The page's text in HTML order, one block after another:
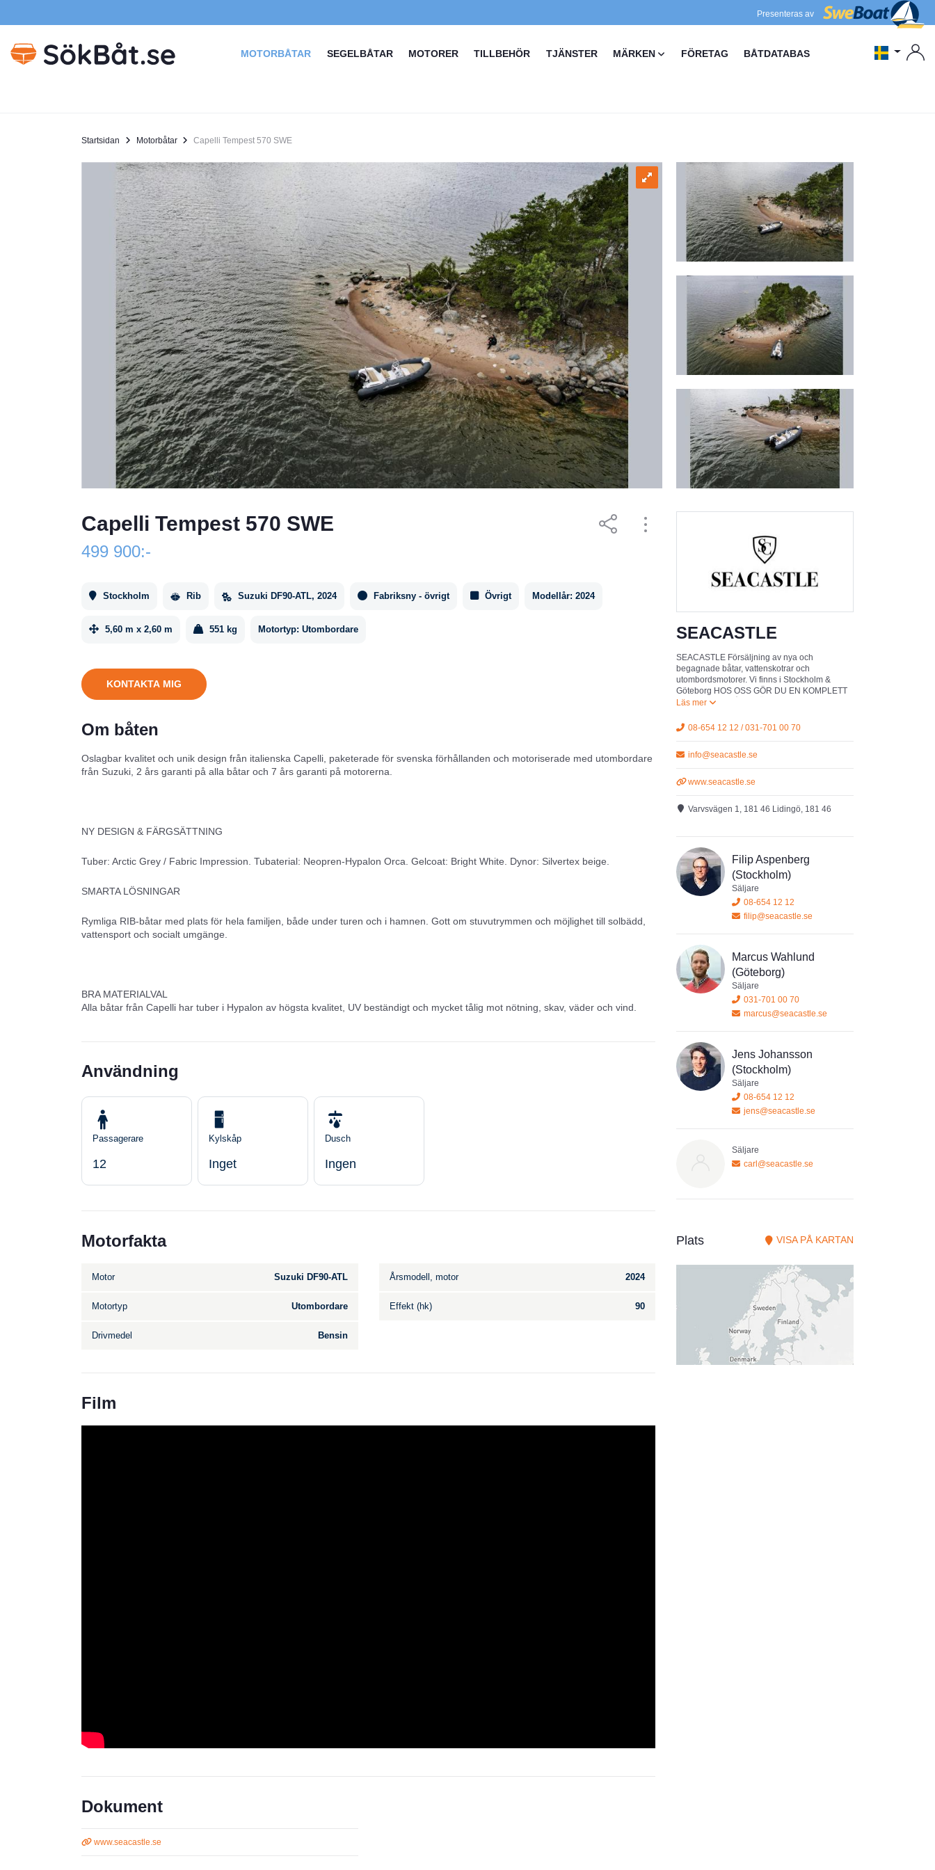
Presenteras av
MOTORBÅTAR SEGELBÅTAR MOTORER TILLBEHÖR TJÄNSTER MÄRKEN FÖRETAG BÅTDATABAS
Startsidan Motorbåtar Capelli Tempest 570 SWE
Capelli Tempest 570 SWE
499 900:-
Stockholm Rib Suzuki DF90-ATL, 2024 Fabriksny - övrigt Övrigt Modellår: 2024
5,60 m x 2,60 m 551 kg Motortyp: Utombordare
KONTAKTA MIG
Om båten
Oslagbar kvalitet och unik design från italienska Capelli, paketerade för svenska förhållanden och motoriserade med utombordare
från Suzuki, 2 års garanti på alla båtar och 7 års garanti på motorerna.
NY DESIGN & FÄRGSÄTTNING
Tuber: Arctic Grey / Fabric Impression. Tubaterial: Neopren-Hypalon Orca. Gelcoat: Bright White. Dynor: Silvertex beige.
SMARTA LÖSNINGAR
Rymliga RIB-båtar med plats för hela familjen, både under turen och i hamnen. Gott om stuvutrymmen och möjlighet till solbädd,
vattensport och socialt umgänge.
BRA MATERIALVAL
Alla båtar från Capelli har tuber i Hypalon av högsta kvalitet, UV beständigt och mycket tålig mot nötning, skav, väder och vind.
Användning
Passagerare
12
Kylskåp
Inget
Dusch
Ingen
Motorfakta
Motor Suzuki DF90-ATL Årsmodell, motor 2024
Motortyp Utombordare Effekt (hk) 90
Drivmedel Bensin
Film
Dokument
www.seacastle.se
SEACASTLE
SEACASTLE Försäljning av nya och
begagnade båtar, vattenskotrar och
utombordsmotorer. Vi finns i Stockholm &
Göteborg HOS OSS GÖR DU EN KOMPLETT
OCH TRYGG BÅTAFFÄR!
08-654 12 12 / 031-701 00 70
info@seacastle.se
www.seacastle.se
Varvsvägen 1, 181 46 Lidingö, 181 46
Filip Aspenberg
(Stockholm)
Säljare
08-654 12 12
filip@seacastle.se
Marcus Wahlund
(Göteborg)
Säljare
031-701 00 70
marcus@seacastle.se
Jens Johansson
(Stockholm)
Säljare
08-654 12 12
jens@seacastle.se
Säljare
carl@seacastle.se
Plats VISA PÅ KARTAN